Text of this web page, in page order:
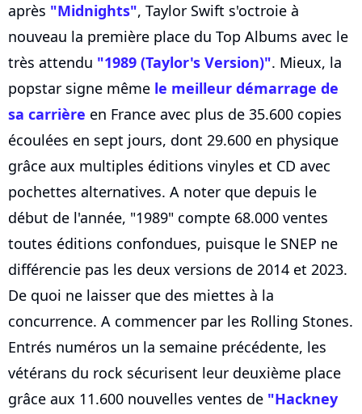
après "Midnights", Taylor Swift s'octroie à
nouveau la première place du Top Albums avec le
très attendu "1989 (Taylor's Version)". Mieux, la
popstar signe même le meilleur démarrage de
sa carrière en France avec plus de 35.600 copies
écoulées en sept jours, dont 29.600 en physique
grâce aux multiples éditions vinyles et CD avec
pochettes alternatives. A noter que depuis le
début de l'année, "1989" compte 68.000 ventes
toutes éditions confondues, puisque le SNEP ne
différencie pas les deux versions de 2014 et 2023.
De quoi ne laisser que des miettes à la
concurrence. A commencer par les Rolling Stones.
Entrés numéros un la semaine précédente, les
vétérans du rock sécurisent leur deuxième place
grâce aux 11.600 nouvelles ventes de "Hackney